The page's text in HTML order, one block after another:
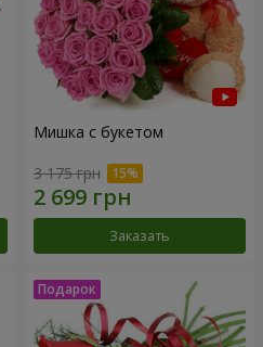
Мишка с букетом
3 175 грн
Заказать